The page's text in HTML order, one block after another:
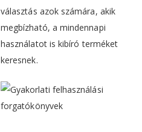
választás azok számára, akik
megbízható, a mindennapi
használatot is kibíró terméket
keresnek.